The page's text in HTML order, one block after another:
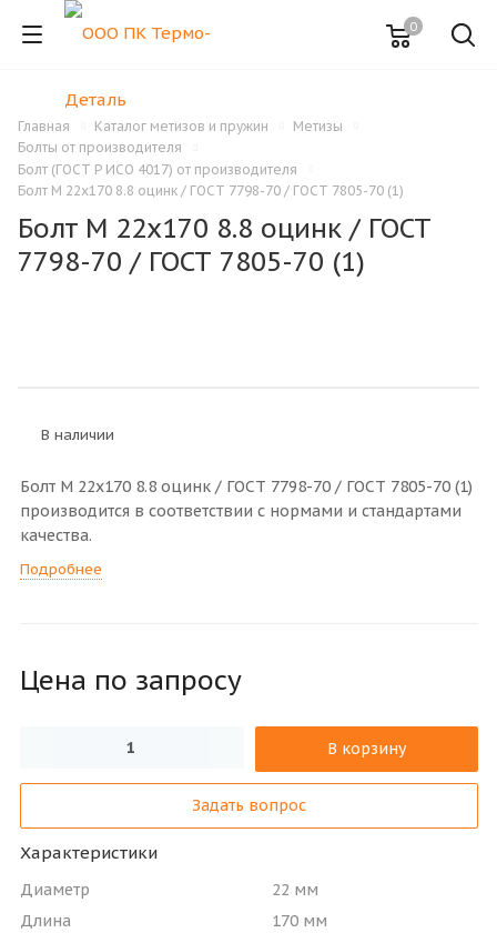
0
Главная Каталог метизов и пружин
Метизы
Болты от производителя
Болт (ГОСТ Р ИСО 4017) от производителя
Болт M 22x170 8.8 оцинк / ГОСТ 7798-70 / ГОСТ 7805-70 (1)
Болт M 22x170 8.8 оцинк / ГОСТ
7798-70 / ГОСТ 7805-70 (1)
В наличии
Болт M 22x170 8.8 оцинк / ГОСТ 7798-70 / ГОСТ 7805-70 (1)
производится в соответствии с нормами и стандартами
качества.
Подробнее
Цена по запросу
В корзину
Задать вопрос
Характеристики
Диаметр
22 мм
Длина
170 мм